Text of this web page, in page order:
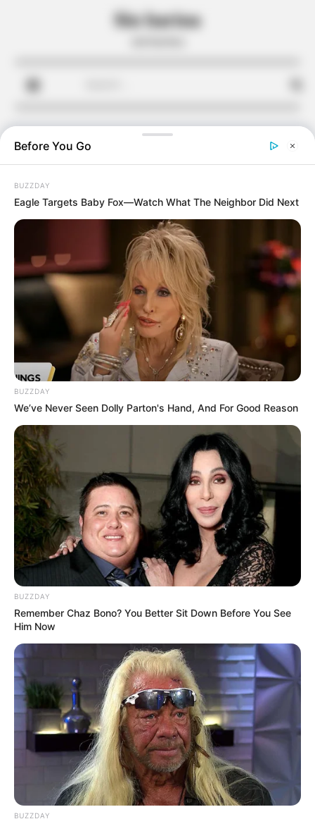
Sin harina
by:Admin
Pastel de Carne
1 1/2 libras carne molida (res, cerdo, pavo) sin grasa
1 cebolla cabezona blanca (de huevo) picada
3 dientes ajos picados
Before You Go
BUZZDAY
Eagle Targets Baby Fox—Watch What The Neighbor Did Next
BUZZDAY
We’ve Never Seen Dolly Parton's Hand, And For Good Reason
BUZZDAY
Remember Chaz Bono? You Better Sit Down Before You See
Him Now
BUZZDAY